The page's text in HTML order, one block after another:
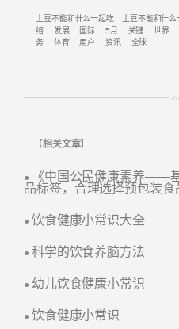
土豆不能和什么一起吃 土豆不能和什么
络
发展 国际 5月 关键 世界
务
体育 用户 资讯 全球
【相关文章】
●
《中国公民健康素养——
品标签，合理选择预包装食
● 饮食健康小常识大全
● 科学的饮食养脑方法
● 幼儿饮食健康小常识
● 饮食健康小常识